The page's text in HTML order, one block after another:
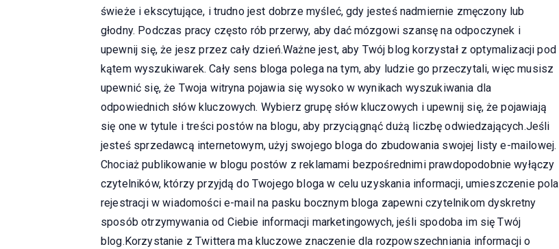
świeże i ekscytujące, i trudno jest dobrze myśleć, gdy jesteś nadmiernie zmęczony lub
głodny. Podczas pracy często rób przerwy, aby dać mózgowi szansę na odpoczynek i
upewnij się, że jesz przez cały dzień.Ważne jest, aby Twój blog korzystał z optymalizacji pod
kątem wyszukiwarek. Cały sens bloga polega na tym, aby ludzie go przeczytali, więc musisz
upewnić się, że Twoja witryna pojawia się wysoko w wynikach wyszukiwania dla
odpowiednich słów kluczowych. Wybierz grupę słów kluczowych i upewnij się, że pojawiają
się one w tytule i treści postów na blogu, aby przyciągnąć dużą liczbę odwiedzających.Jeśli
jesteś sprzedawcą internetowym, użyj swojego bloga do zbudowania swojej listy e-mailowej.
Chociaż publikowanie w blogu postów z reklamami bezpośrednimi prawdopodobnie wyłączy
czytelników, którzy przyjdą do Twojego bloga w celu uzyskania informacji, umieszczenie pola
rejestracji w wiadomości e-mail na pasku bocznym bloga zapewni czytelnikom dyskretny
sposób otrzymywania od Ciebie informacji marketingowych, jeśli spodoba im się Twój
blog.Korzystanie z Twittera ma kluczowe znaczenie dla rozpowszechniania informacji o